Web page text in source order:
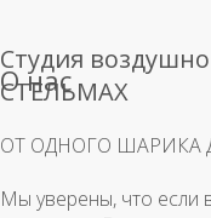
О нас
Студия
СТЕЛЬМАХ
ОТ ОДНОГО ШАРИКА
Мы уверены, что если